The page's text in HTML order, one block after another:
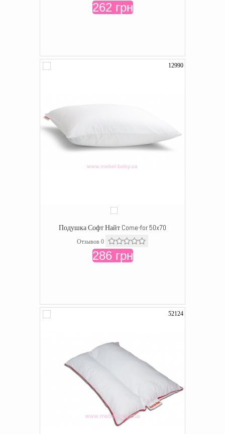
262 грн
12990
Подушка Софт Найт Come-for 50x70
Отзывов 0
286 грн
52124